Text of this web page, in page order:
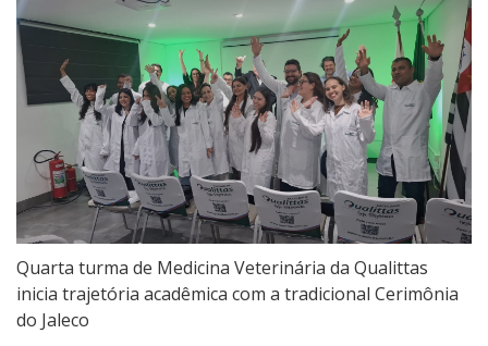
Quarta turma de Medicina Veterinária da Qualittas
inicia trajetória acadêmica com a tradicional Cerimônia
do Jaleco